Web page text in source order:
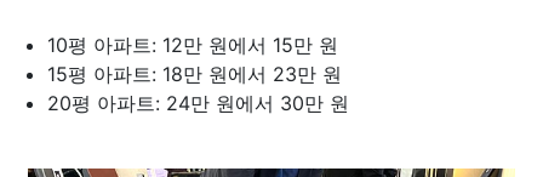
10평 아파트: 12만 원에서 15만 원
15평 아파트: 18만 원에서 23만 원
20평 아파트: 24만 원에서 30만 원